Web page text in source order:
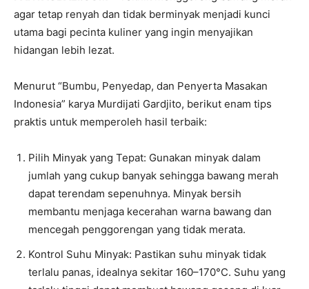
agar tetap renyah dan tidak berminyak menjadi kunci
utama bagi pecinta kuliner yang ingin menyajikan
hidangan lebih lezat.
Menurut “Bumbu, Penyedap, dan Penyerta Masakan
Indonesia” karya Murdijati Gardjito, berikut enam tips
praktis untuk memperoleh hasil terbaik:
Pilih Minyak yang Tepat: Gunakan minyak dalam
jumlah yang cukup banyak sehingga bawang merah
dapat terendam sepenuhnya. Minyak bersih
membantu menjaga kecerahan warna bawang dan
mencegah penggorengan yang tidak merata.
Kontrol Suhu Minyak: Pastikan suhu minyak tidak
terlalu panas, idealnya sekitar 160–170°C. Suhu yang